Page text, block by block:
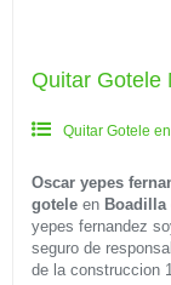
Quitar Gotele
Quitar Gotele
Oscar yepes
gotele en Boadilla
yepes fernandez
seguro de
de la construccion